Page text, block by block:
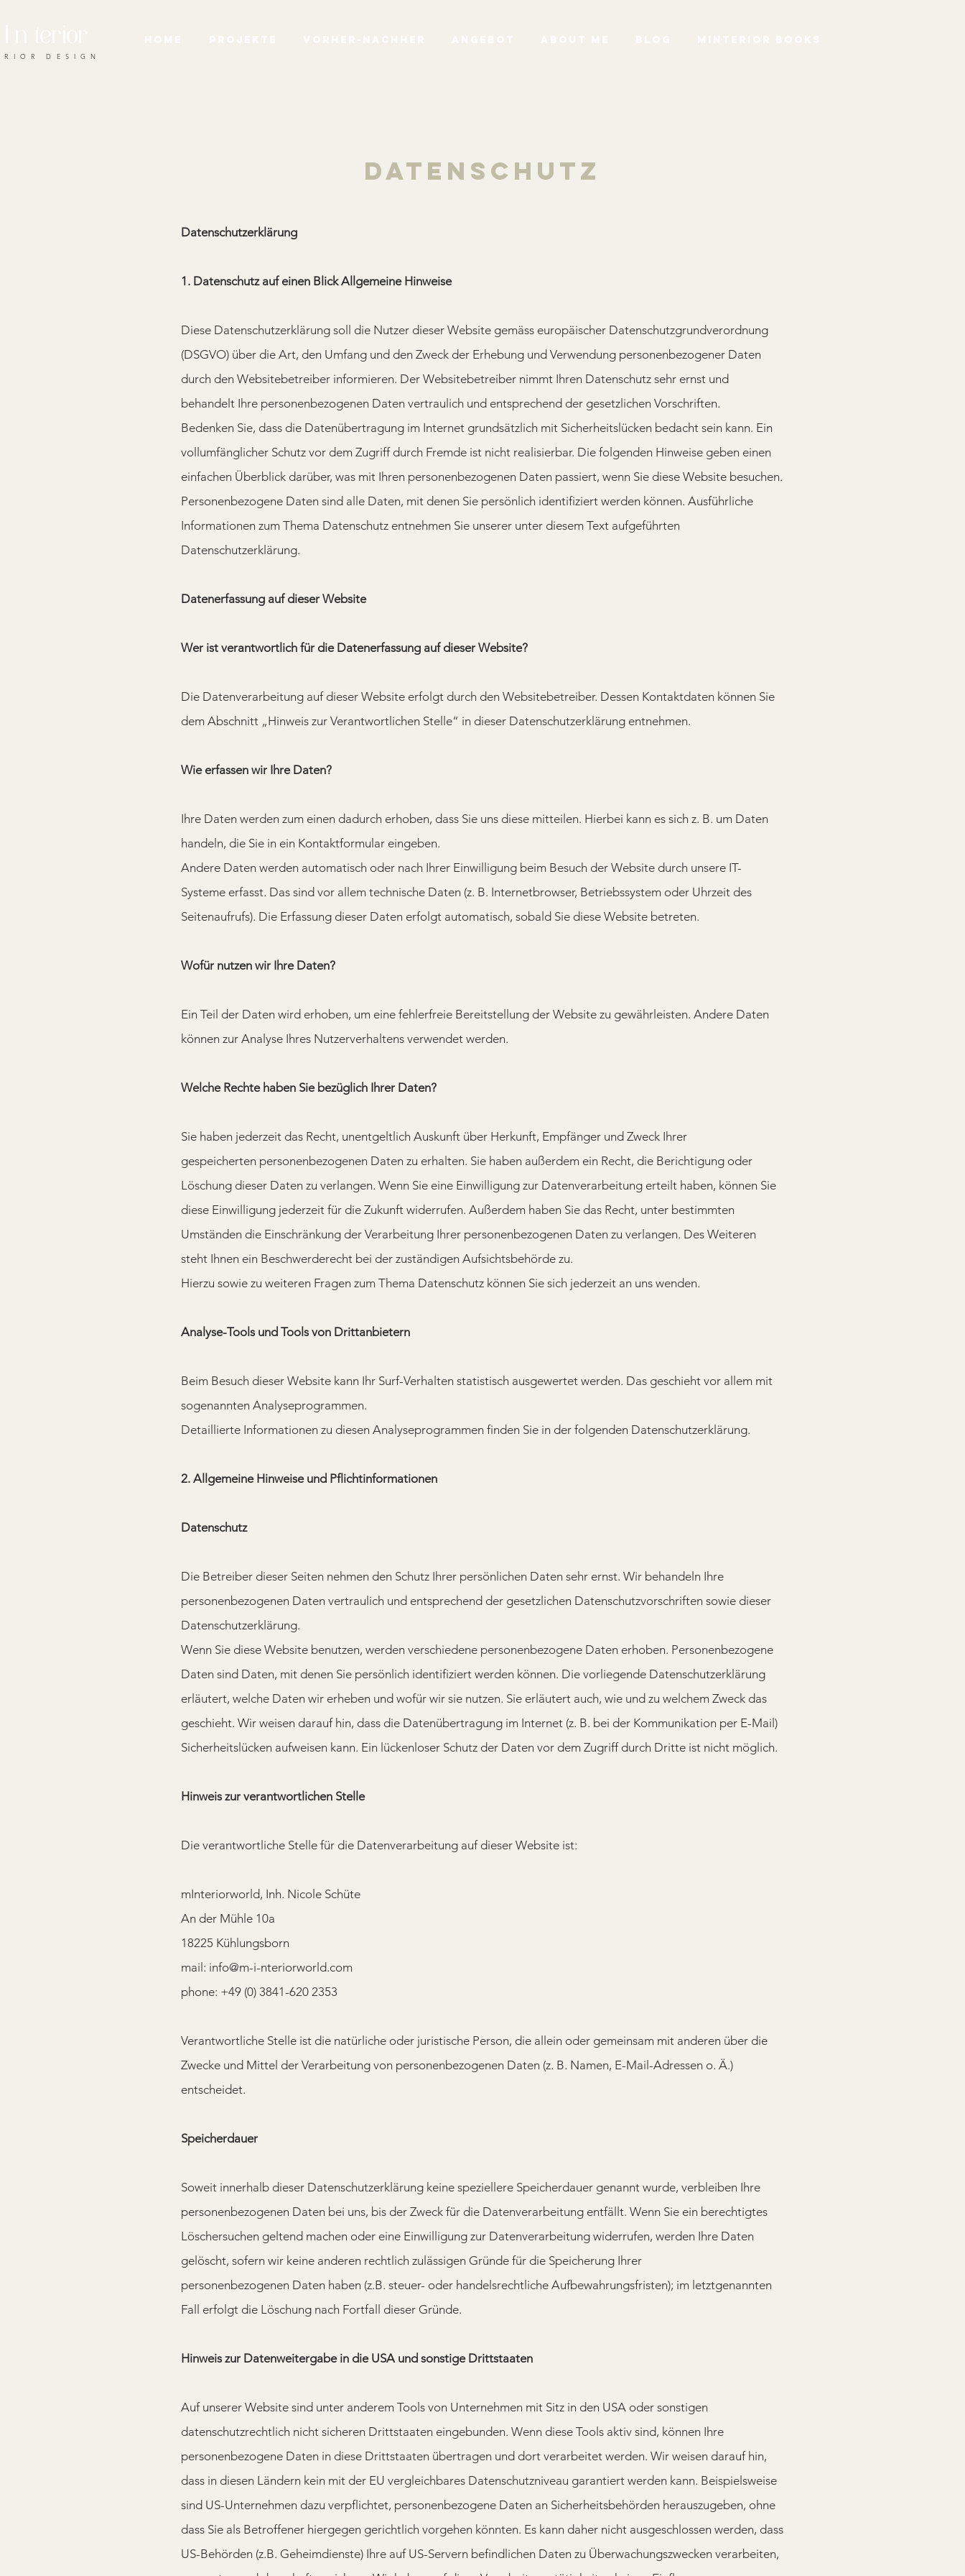
DESIGN
DATENSCHUTZ
Datenschutzerklärung
1. Datenschutz auf einen Blick Allgemeine Hinweise
Diese Datenschutzerklärung soll die Nutzer dieser Website gemäss europäischer Datenschutzgrundverordnung
(DSGVO) über die Art, den Umfang und den Zweck der Erhebung und Verwendung personenbezogener Daten
durch den Websitebetreiber informieren. Der Websitebetreiber nimmt Ihren Datenschutz sehr ernst und
behandelt Ihre personenbezogenen Daten vertraulich und entsprechend der gesetzlichen Vorschriften.
Bedenken Sie, dass die Datenübertragung im Internet grundsätzlich mit Sicherheitslücken bedacht sein kann. Ein
vollumfänglicher Schutz vor dem Zugriff durch Fremde ist nicht realisierbar. Die folgenden Hinweise geben einen
einfachen Überblick darüber, was mit Ihren personenbezogenen Daten passiert, wenn Sie diese Website besuchen.
Personenbezogene Daten sind alle Daten, mit denen Sie persönlich identifiziert werden können. Ausführliche
Informationen zum Thema Datenschutz entnehmen Sie unserer unter diesem Text aufgeführten
Datenschutzerklärung.
Datenerfassung auf dieser Website
Wer ist verantwortlich für die Datenerfassung auf dieser Website?
Die Datenverarbeitung auf dieser Website erfolgt durch den Websitebetreiber. Dessen Kontaktdaten können Sie
dem Abschnitt „Hinweis zur Verantwortlichen Stelle“ in dieser Datenschutzerklärung entnehmen.
Wie erfassen wir Ihre Daten?
Ihre Daten werden zum einen dadurch erhoben, dass Sie uns diese mitteilen. Hierbei kann es sich z. B. um Daten
handeln, die Sie in ein Kontaktformular eingeben.
Andere Daten werden automatisch oder nach Ihrer Einwilligung beim Besuch der Website durch unsere IT-
Systeme erfasst. Das sind vor allem technische Daten (z. B. Internetbrowser, Betriebssystem oder Uhrzeit des
Seitenaufrufs). Die Erfassung dieser Daten erfolgt automatisch, sobald Sie diese Website betreten.
Wofür nutzen wir Ihre Daten?
Ein Teil der Daten wird erhoben, um eine fehlerfreie Bereitstellung der Website zu gewährleisten. Andere Daten
können zur Analyse Ihres Nutzerverhaltens verwendet werden.
Welche Rechte haben Sie bezüglich Ihrer Daten?
Sie haben jederzeit das Recht, unentgeltlich Auskunft über Herkunft, Empfänger und Zweck Ihrer
gespeicherten personenbezogenen Daten zu erhalten. Sie haben außerdem ein Recht, die Berichtigung oder
Löschung dieser Daten zu verlangen. Wenn Sie eine Einwilligung zur Datenverarbeitung erteilt haben, können Sie
diese Einwilligung jederzeit für die Zukunft widerrufen. Außerdem haben Sie das Recht, unter bestimmten
Umständen die Einschränkung der Verarbeitung Ihrer personenbezogenen Daten zu verlangen. Des Weiteren
steht Ihnen ein Beschwerderecht bei der zuständigen Aufsichtsbehörde zu.
Hierzu sowie zu weiteren Fragen zum Thema Datenschutz können Sie sich jederzeit an uns wenden.
Analyse-Tools und Tools von Drittanbietern
Beim Besuch dieser Website kann Ihr Surf-Verhalten statistisch ausgewertet werden. Das geschieht vor allem mit
sogenannten Analyseprogrammen.
Detaillierte Informationen zu diesen Analyseprogrammen finden Sie in der folgenden Datenschutzerklärung.
2. Allgemeine Hinweise und Pflichtinformationen
Datenschutz
Die Betreiber dieser Seiten nehmen den Schutz Ihrer persönlichen Daten sehr ernst. Wir behandeln Ihre
personenbezogenen Daten vertraulich und entsprechend der gesetzlichen Datenschutzvorschriften sowie dieser
Datenschutzerklärung.
Wenn Sie diese Website benutzen, werden verschiedene personenbezogene Daten erhoben. Personenbezogene
Daten sind Daten, mit denen Sie persönlich identifiziert werden können. Die vorliegende Datenschutzerklärung
erläutert, welche Daten wir erheben und wofür wir sie nutzen. Sie erläutert auch, wie und zu welchem Zweck das
geschieht. Wir weisen darauf hin, dass die Datenübertragung im Internet (z. B. bei der Kommunikation per E-Mail)
Sicherheitslücken aufweisen kann. Ein lückenloser Schutz der Daten vor dem Zugriff durch Dritte ist nicht möglich.
Hinweis zur verantwortlichen Stelle
Die verantwortliche Stelle für die Datenverarbeitung auf dieser Website ist:
mInteriorworld, Inh. Nicole Schüte
An der Mühle 10a
18225 Kühlungsborn
mail: info@m-i-nteriorworld.com
phone: +49 (0) 3841-620 2353
Verantwortliche Stelle ist die natürliche oder juristische Person, die allein oder gemeinsam mit anderen über die
Zwecke und Mittel der Verarbeitung von personenbezogenen Daten (z. B. Namen, E-Mail-Adressen o. Ä.)
entscheidet.
Speicherdauer
Soweit innerhalb dieser Datenschutzerklärung keine speziellere Speicherdauer genannt wurde, verbleiben Ihre
personenbezogenen Daten bei uns, bis der Zweck für die Datenverarbeitung entfällt. Wenn Sie ein berechtigtes
Löschersuchen geltend machen oder eine Einwilligung zur Datenverarbeitung widerrufen, werden Ihre Daten
gelöscht, sofern wir keine anderen rechtlich zulässigen Gründe für die Speicherung Ihrer
personenbezogenen Daten haben (z.B. steuer- oder handelsrechtliche Aufbewahrungsfristen); im letztgenannten
Fall erfolgt die Löschung nach Fortfall dieser Gründe.
Hinweis zur Datenweitergabe in die USA und sonstige Drittstaaten
Auf unserer Website sind unter anderem Tools von Unternehmen mit Sitz in den USA oder sonstigen
datenschutzrechtlich nicht sicheren Drittstaaten eingebunden. Wenn diese Tools aktiv sind, können Ihre
personenbezogene Daten in diese Drittstaaten übertragen und dort verarbeitet werden. Wir weisen darauf hin,
dass in diesen Ländern kein mit der EU vergleichbares Datenschutzniveau garantiert werden kann. Beispielsweise
sind US-Unternehmen dazu verpflichtet, personenbezogene Daten an Sicherheitsbehörden herauszugeben, ohne
dass Sie als Betroffener hiergegen gerichtlich vorgehen könnten. Es kann daher nicht ausgeschlossen werden, dass
US-Behörden (z.B. Geheimdienste) Ihre auf US-Servern befindlichen Daten zu Überwachungszwecken verarbeiten,